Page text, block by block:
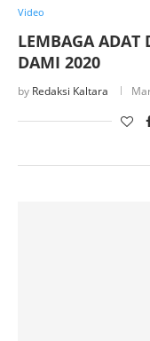
Video
LEMBAGA ADAT
DAMI 2020
by Redaksi Kaltara